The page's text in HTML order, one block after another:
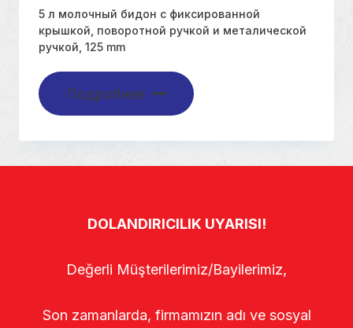
5 л молочный бидон с фиксированной
крышкой, поворотной ручкой и металической
ручкой, 125 mm
Подробнее
DOLANDIRICILIK UYARISI!
Değerli Müşterilerimiz/Bayilerimiz,
Son zamanlarda, firmamızın adı ve sosyal